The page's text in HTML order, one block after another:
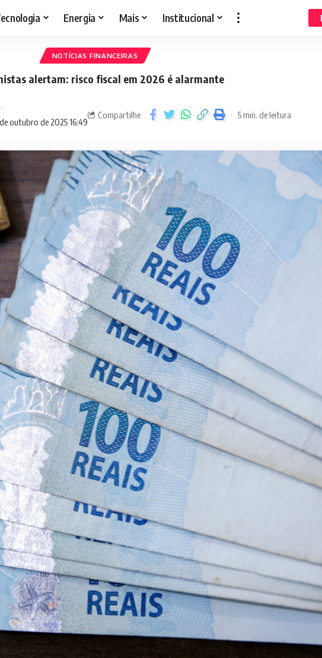
Energia Mais Institucional
NOTÍCIAS FINANCEIRAS
alertam: risco fiscal em 2026 é alarmante
outubro de 2025 16:49
Compartilhe 5 min. de leitura